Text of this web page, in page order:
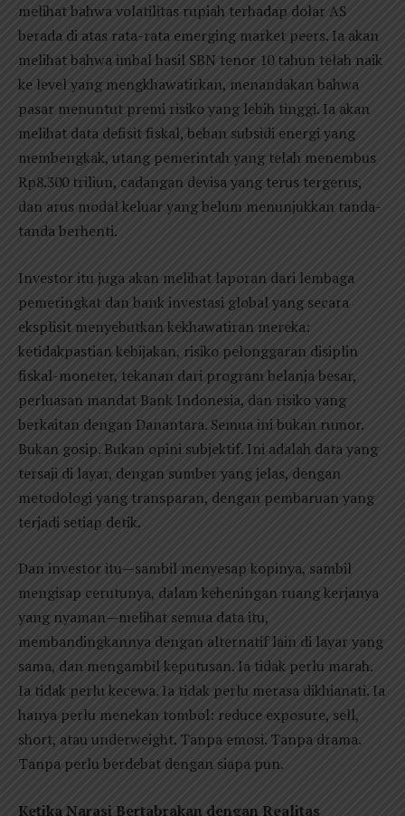
melihat bahwa volatilitas rupiah terhadap dolar AS
berada di atas rata-rata emerging market peers. Ia akan
melihat bahwa imbal hasil SBN tenor 10 tahun telah naik
ke level yang mengkhawatirkan, menandakan bahwa
pasar menuntut premi risiko yang lebih tinggi. Ia akan
melihat data defisit fiskal, beban subsidi energi yang
membengkak, utang pemerintah yang telah menembus
Rp8.300 triliun, cadangan devisa yang terus tergerus,
dan arus modal keluar yang belum menunjukkan tanda-
tanda berhenti.
Investor itu juga akan melihat laporan dari lembaga
pemeringkat dan bank investasi global yang secara
eksplisit menyebutkan kekhawatiran mereka:
ketidakpastian kebijakan, risiko pelonggaran disiplin
fiskal-moneter, tekanan dari program belanja besar,
perluasan mandat Bank Indonesia, dan risiko yang
berkaitan dengan Danantara. Semua ini bukan rumor.
Bukan gosip. Bukan opini subjektif. Ini adalah data yang
tersaji di layar, dengan sumber yang jelas, dengan
metodologi yang transparan, dengan pembaruan yang
terjadi setiap detik.
Dan investor itu—sambil menyesap kopinya, sambil
mengisap cerutunya, dalam keheningan ruang kerjanya
yang nyaman—melihat semua data itu,
membandingkannya dengan alternatif lain di layar yang
sama, dan mengambil keputusan. Ia tidak perlu marah.
Ia tidak perlu kecewa. Ia tidak perlu merasa dikhianati. Ia
hanya perlu menekan tombol: reduce exposure, sell,
short, atau underweight. Tanpa emosi. Tanpa drama.
Tanpa perlu berdebat dengan siapa pun.
Ketika Narasi Bertabrakan dengan Realitas